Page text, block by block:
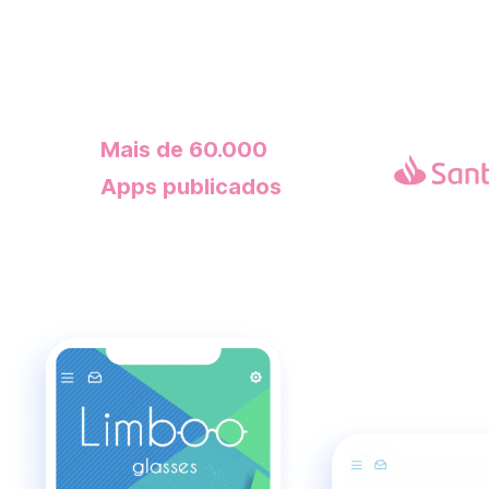
Mais de 60.000
Apps publicados